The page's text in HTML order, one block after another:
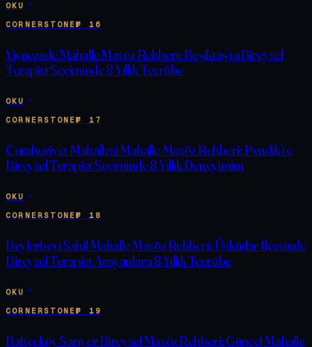
OKU
CORNERSTONE№ 16
Vişnezade Mahalle Masöz Rehberi: Beşiktaş’ta Bireysel
Terapist Seçiminde 8 Yıllık Tecrübe
OKU
CORNERSTONE№ 17
Cumhuriyet Mahallesi Mahalle Masöz Rehberi: Pendik’te
Bireysel Terapist Seçiminde 8 Yıllık Deneyimim
OKU
CORNERSTONE№ 18
Beylerbeyi Sahil Mahalle Masöz Rehberi: Üsküdar İlçesinde
Bireysel Terapist Arayanlara 8 Yıllık Tecrübe
OKU
CORNERSTONE№ 19
Bahçeköy Sarıyer Bireysel Masöz Rehberi: Güncel Mahalle